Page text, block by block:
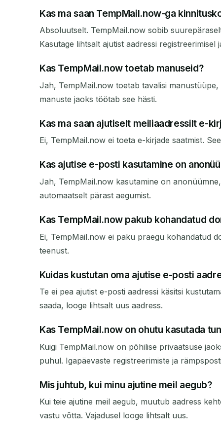
Kas ma saan TempMail.now-ga
Absoluutselt. TempMail.now sobib
Kasutage lihtsalt ajutist aadressi registreerimisel
Kas TempMail.now toetab manuseid?
Jah, TempMail.now toetab tavalisi
manuste jaoks töötab see hästi.
Kas ma saan ajutiselt meiliaadressilt e-
Ei, TempMail.now ei toeta e-kirjade saatmist.
Kas ajutise e-posti kasutamine on
Jah, TempMail.now kasutamine on
automaatselt pärast aegumist.
Kas TempMail.now pakub kohandatud
Ei, TempMail.now ei paku praegu kohandatud
teenust.
Kuidas kustutan oma ajutise e-posti
Te ei pea ajutist e-posti aadressi käsitsi
saada, looge lihtsalt uus aadress.
Kas TempMail.now on ohutu kasutada
Kuigi TempMail.now on põhilise privaatsuse
puhul. Igapäevaste registreerimiste ja
Mis juhtub, kui minu ajutine meil aegub?
Kui teie ajutine meil aegub, muutub aadress
vastu võtta. Vajadusel looge lihtsalt uus.